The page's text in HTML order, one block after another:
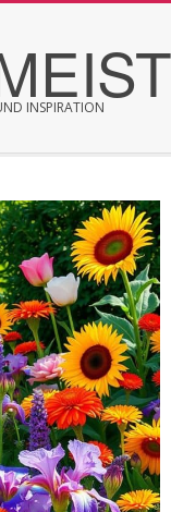
INSPIRATION